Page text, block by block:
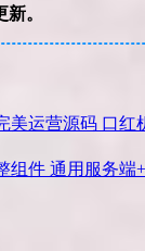
。
美运营源码 口红
组件 通用服务端